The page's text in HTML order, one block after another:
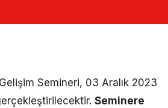
Semineri, 03 Aralık 2023
Seminere